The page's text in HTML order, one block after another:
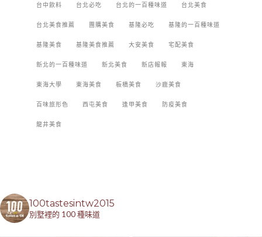
台中飲料 台北必吃 台北的一百種味道 台北美食
台北美食推薦 團購美食 基隆必吃 基隆的一百種味道
基隆美食 基隆美食推薦 大安美食 宅配美食
新北的一百種味道 新北美食 新店報報 東海
東海大學 東海美食 板橋美食 沙鹿美食
百味旅形色 西屯美食 逢甲美食 防疫美食
龍井美食
100tastesintw2015
別墅裡的 100 種味道